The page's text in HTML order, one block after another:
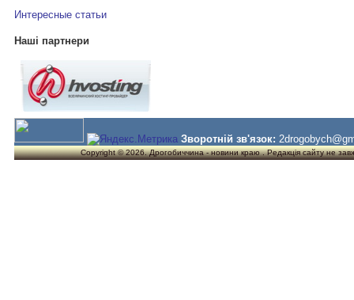
Интересные статьи
Наші партнери
Зворотній зв'язок:
Copyright © 2026. Дрогобиччина - новини краю . Редакція сайту не